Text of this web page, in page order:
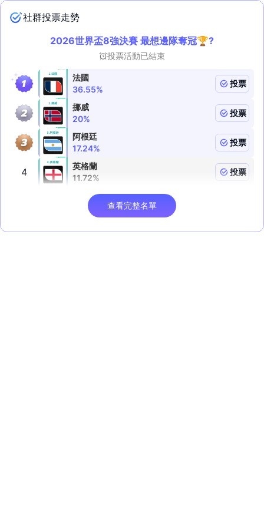
社群投票走勢
2026世界盃8強決賽 最想邊隊奪冠🏆?
投票活動已結束
法國
36.55%
投票
挪威
20%
投票
阿根廷
17.24%
投票
4
英格蘭
11.72%
投票
查看完整名單